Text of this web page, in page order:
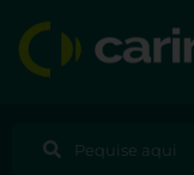
para
Pesquisar